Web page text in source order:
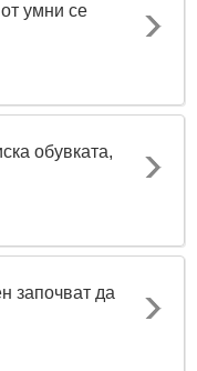
умни се
обувката,
започват да